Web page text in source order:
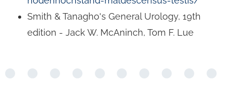
Smith & Tanagho's General Urology, 19th
edition - Jack W. McAninch, Tom F. Lue